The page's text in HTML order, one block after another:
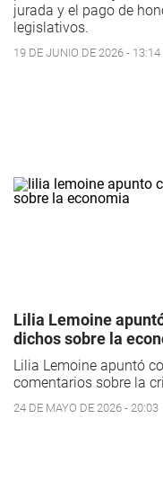
jurada y el pago de
legislativos.
19 DE JUNIO DE 2026 - 13:14
Lilia Lemoine
dichos sobre la
Lilia Lemoine apuntó
comentarios sobre la
24 DE MAYO DE 2026 - 20:03